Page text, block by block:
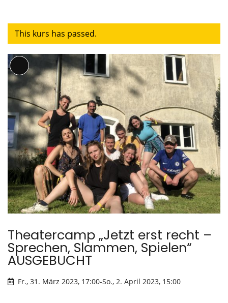
This kurs has passed.
Lange
Beschreibung
Theatercamp „Jetzt erst recht –
Sprechen, Slammen, Spielen“
AUSGEBUCHT
Fr., 31. März 2023, 17:00-So., 2. April 2023, 15:00